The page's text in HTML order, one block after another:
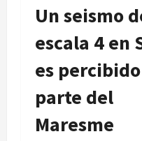
Un seismo
escala 4 en
es
parte del
Maresme